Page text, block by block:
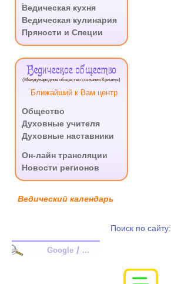
Ведическая кухня
Ведическая кулинария
Пряности и Специи
Ведическое общество
(Международное общество сознания Кришны)
Ближайший к Вам центр
Общество
Духовные учителя
Духовные наставники
Он-лайн трансляции
Новости регионов
Ведический календарь
Поиск по сайту:
Google / ...